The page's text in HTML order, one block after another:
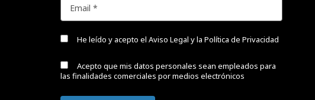
He leído y acepto el Aviso Legal y la Política de Privacidad
Acepto que mis datos personales sean empleados para
las finalidades comerciales por medios electrónicos